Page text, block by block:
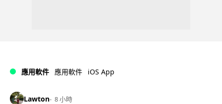
應用軟件 應用軟件 iOS App
Lawton 8 小時